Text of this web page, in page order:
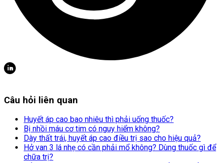
Câu hỏi liên quan
Huyết áp cao bao nhiêu thì phải uống thuốc?
Bị nhồi máu cơ tim có nguy hiểm không?
Dày thất trái, huyết áp cao điều trị sao cho hiệu quả?
Hở van 3 lá nhẹ có cần phải mổ không? Dùng thuốc gì để
chữa trị?